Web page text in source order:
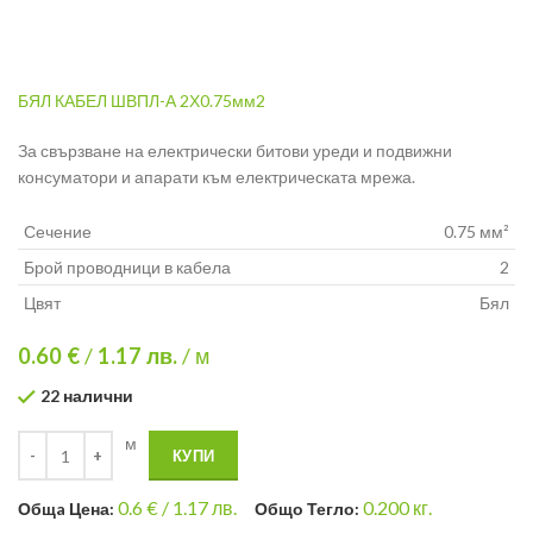
БЯЛ КАБЕЛ ШВПЛ-А 2Х0.75мм2
За свързване на електрически битови уреди и подвижни
консуматори и апарати към електрическата мрежа.
Сечение
0.75 мм²
Брой проводници в кабела
2
Цвят
Бял
0.60 €/ 1.17 лв./ м
22 налични
м
КУПИ
Общa Цена: 0.6€ / 1.17 лв. Общо Тегло: 0.200кг.